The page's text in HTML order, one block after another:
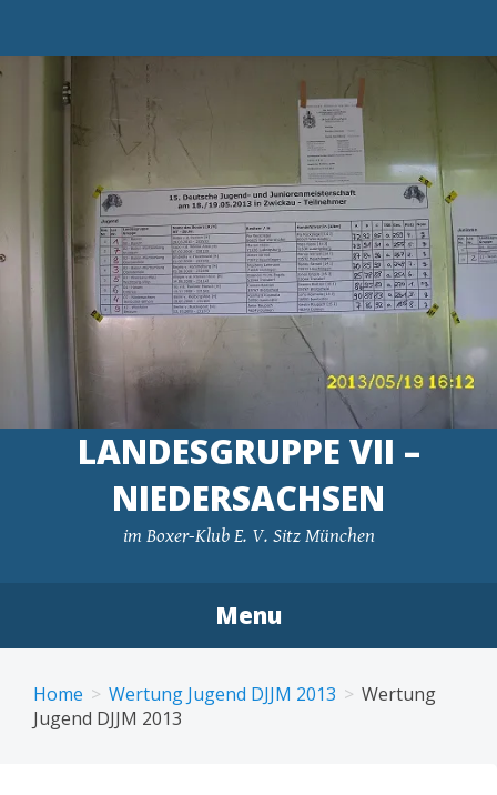
LANDESGRUPPE VII –
NIEDERSACHSEN
im Boxer-Klub E. V. Sitz München
Menu
content
Home Wertung Jugend DJJM 2013
Wertung
Jugend DJJM 2013